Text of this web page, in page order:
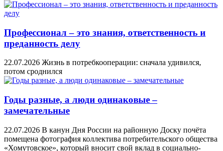
Профессионал – это знания, ответственность и
преданность делу
22.07.2026 Жизнь в потребкооперации: сначала удивился,
потом сроднился
Годы разные, а люди одинаковые –
замечательные
22.07.2026 В канун Дня России на районную Доску почёта
помещена фотография коллектива потребительского общества
«Хомутовское», который вносит свой вклад в социально-